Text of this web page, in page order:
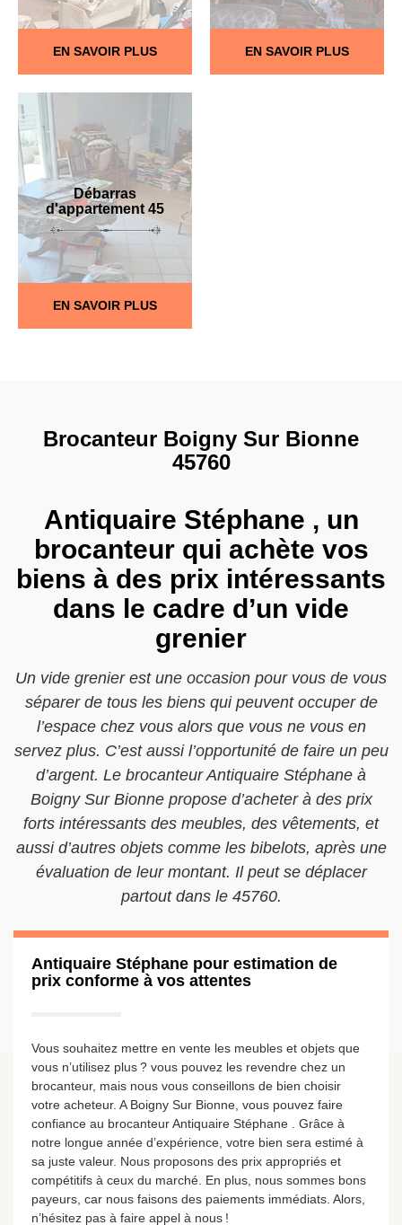
EN SAVOIR PLUS EN SAVOIR PLUS
Débarras
d'appartement 45
EN SAVOIR PLUS
Brocanteur Boigny Sur Bionne
45760
Antiquaire Stéphane , un
brocanteur qui achète vos
biens à des prix intéressants
dans le cadre d’un vide
grenier
Un vide grenier est une occasion pour vous de vous
séparer de tous les biens qui peuvent occuper de
l’espace chez vous alors que vous ne vous en
servez plus. C’est aussi l’opportunité de faire un peu
d’argent. Le brocanteur Antiquaire Stéphane à
Boigny Sur Bionne propose d’acheter à des prix
forts intéressants des meubles, des vêtements, et
aussi d’autres objets comme les bibelots, après une
évaluation de leur montant. Il peut se déplacer
partout dans le 45760.
Antiquaire Stéphane pour estimation de
prix conforme à vos attentes
Vous souhaitez mettre en vente les meubles et objets que
vous n’utilisez plus ? vous pouvez les revendre chez un
brocanteur, mais nous vous conseillons de bien choisir
votre acheteur. A Boigny Sur Bionne, vous pouvez faire
confiance au brocanteur Antiquaire Stéphane . Grâce à
notre longue année d’expérience, votre bien sera estimé à
sa juste valeur. Nous proposons des prix appropriés et
compétitifs à ceux du marché. En plus, nous sommes bons
payeurs, car nous faisons des paiements immédiats. Alors,
n’hésitez pas à faire appel à nous !